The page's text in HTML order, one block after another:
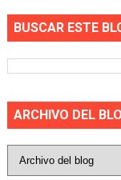
BUSCAR ESTE
ARCHIVO DEL